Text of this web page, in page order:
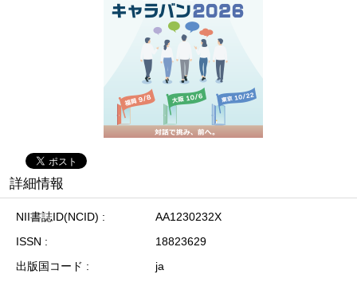
詳細情報
NII書誌ID(NCID)
AA1230232X
ISSN
18823629
出版国コード
ja